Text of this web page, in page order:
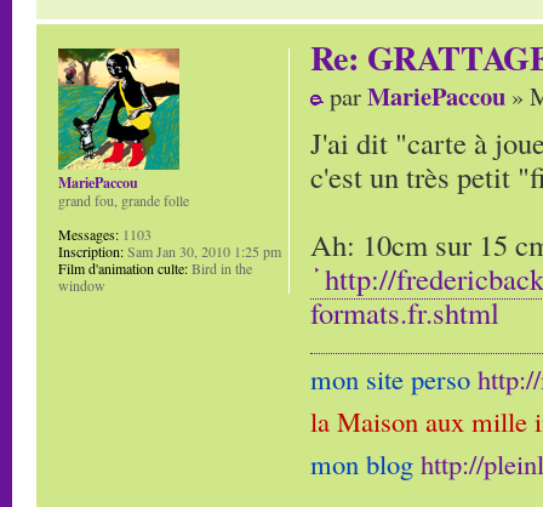
Re:
parMariePaccou »
J'ai dit "carte à
c'est un très petit
Ah: 10cm sur 15
http://
formats.fr.shtml
mon site perso
la Maison aux mille
mon blog http://
MariePaccou
grand fou, grande folle
Messages: 1103
Inscription:Sam Jan 30, 2010 1:25 pm
Film d'animation culte:Bird in the
window